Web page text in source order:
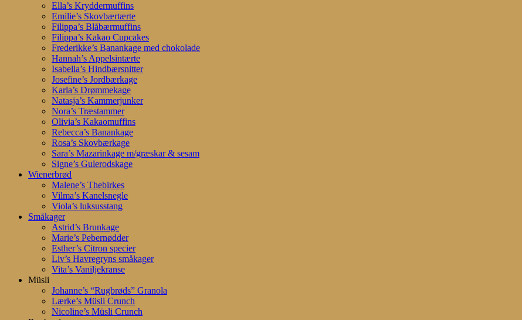
Ella’s Kryddermuffins
Emilie’s Skovbærtærte
Filippa’s Blåbærmuffins
Filippa’s Kakao Cupcakes
Frederikke’s Banankage med chokolade
Hannah’s Appelsintærte
Isabella’s Hindbærsnitter
Josefine’s Jordbærkage
Karla’s Drømmekage
Natasja’s Kammerjunker
Nora’s Træstammer
Olivia’s Kakaomuffins
Rebecca’s Banankage
Rosa’s Skovbærkage
Sara’s Mazarinkage m/græskar & sesam
Signe’s Gulerodskage
Wienerbrød
Malene’s Thebirkes
Vilma’s Kanelsnegle
Viola’s luksusstang
Småkager
Astrid’s Brunkage
Marie’s Pebernødder
Esther’s Citron specier
Liv’s Havregryns småkager
Vita’s Vaniljekranse
Müsli
Johanne’s “Rugbrøds” Granola
Lærke’s Müsli Crunch
Nicoline’s Müsli Crunch